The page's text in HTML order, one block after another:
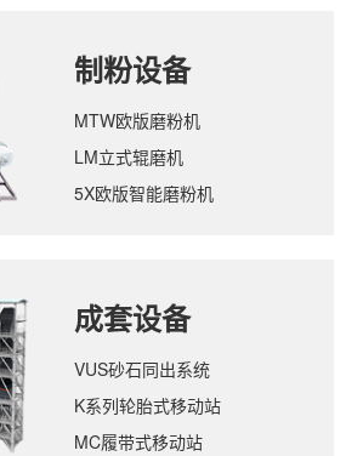
制粉设备
MTW欧版磨粉机
LM立式辊磨机
5X欧版智能磨粉机
成套设备
VUS砂石同出系统
K系列轮胎式移动站
MC履带式移动站